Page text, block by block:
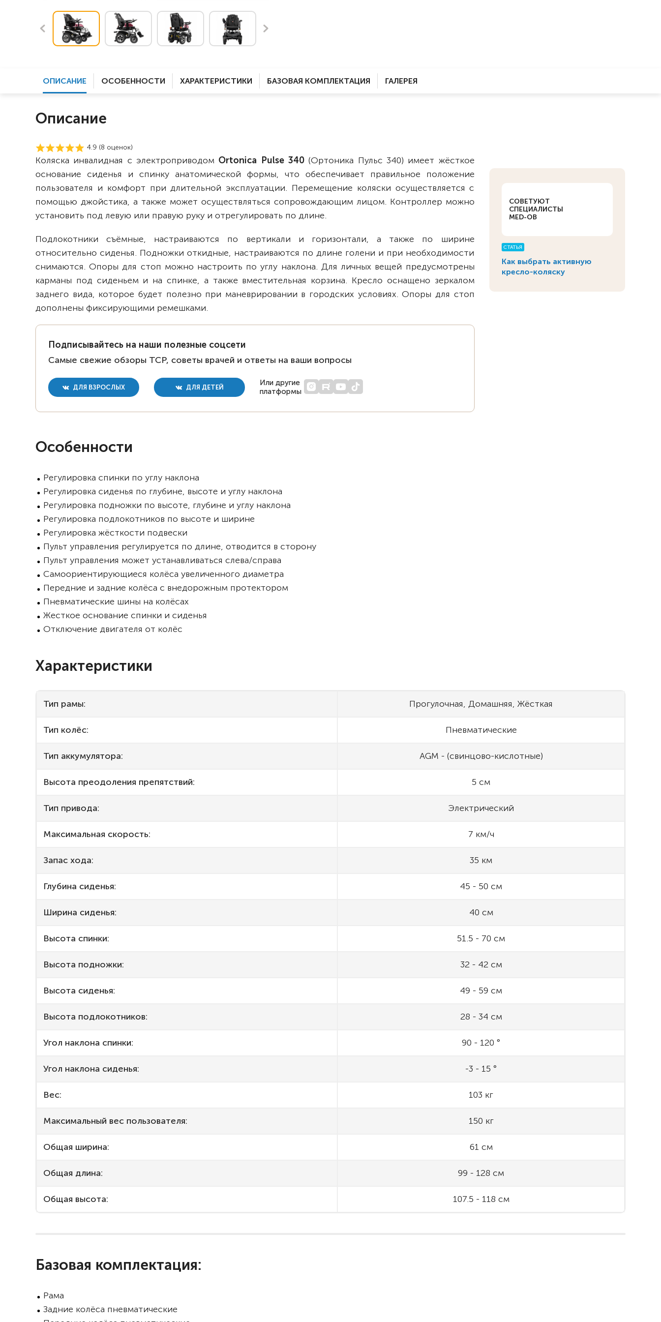
электроприводом
Скутеры
Оборудование с туалетом
колясок
Вертикализаторы
Кровати для дома
Кислородное оборудование
Для бассейна
Для ванны
Для дома
ОПИСАНИЕ ОСОБЕННОСТИ ХАРАКТЕРИСТИКИ БАЗОВАЯ КОМПЛЕКТАЦИЯ ГАЛЕРЕЯ
Описание
4.9 (8 оценок)
СОВЕТУЮТ
СПЕЦИАЛИСТЫ
MED-OB
СТАТЬЯ
Как выбрать активную
кресло-коляску
Коляска инвалидная с электроприводом Ortonica Pulse 340(Ортоника Пульс 340) имеет жёсткое
основание сиденья и спинку анатомической формы, что обеспечивает правильное положение
пользователя и комфорт при длительной эксплуатации. Перемещение коляски осуществляется с
помощью джойстика, а также может осуществляться сопровождающим лицом. Контроллер можно
установить под левую или правую руку и отрегулировать по длине.
Подлокотники съёмные, настраиваются по вертикали и горизонтали, а также по ширине
относительно сиденья. Подножки откидные, настраиваются по длине голени и при необходимости
снимаются. Опоры для стоп можно настроить по углу наклона. Для личных вещей предусмотрены
карманы под сиденьем и на спинке, а также вместительная корзина. Кресло оснащено зеркалом
заднего вида, которое будет полезно при маневрировании в городских условиях. Опоры для стоп
дополнены фиксирующими ремешками.
Подписывайтесь на наши полезные соцсети
Самые свежие обзоры ТСР, советы врачей и ответы на ваши вопросы
ДЛЯ ВЗРОСЛЫХ ДЛЯ ДЕТЕЙ
Или другие
платформы
Особенности
Регулировка спинки по углу наклона
Регулировка сиденья по глубине, высоте и углу наклона
Регулировка подножки по высоте, глубине и углу наклона
Регулировка подлокотников по высоте и ширине
Регулировка жёсткости подвески
Пульт управления регулируется по длине, отводится в сторону
Пульт управления может устанавливаться слева/справа
Самоориентирующиеся колёса увеличенного диаметра
Передние и задние колёса с внедорожным протектором
Пневматические шины на колёсах
Жесткое основание спинки и сиденья
Отключение двигателя от колёс
Характеристики
Тип рамы: Прогулочная, Домашняя, Жёсткая
Тип колёс: Пневматические
Тип аккумулятора: AGM - (свинцово-кислотные)
Высота преодоления препятствий: 5 см
Тип привода: Электрический
Максимальная скорость: 7 км/ч
Запас хода: 35 км
Глубина сиденья: 45 - 50 см
Ширина сиденья: 40 см
Высота спинки: 51.5 - 70 см
Высота подножки: 32 - 42 см
Высота сиденья: 49 - 59 см
Высота подлокотников: 28 - 34 см
Угол наклона спинки: 90 - 120 °
Угол наклона сиденья: -3 - 15 °
Вес: 103 кг
Максимальный вес пользователя: 150 кг
Общая ширина: 61 см
Общая длина: 99 - 128 см
Общая высота: 107.5 - 118 см
Базовая комплектация:
Рама
Задние колёса пневматические